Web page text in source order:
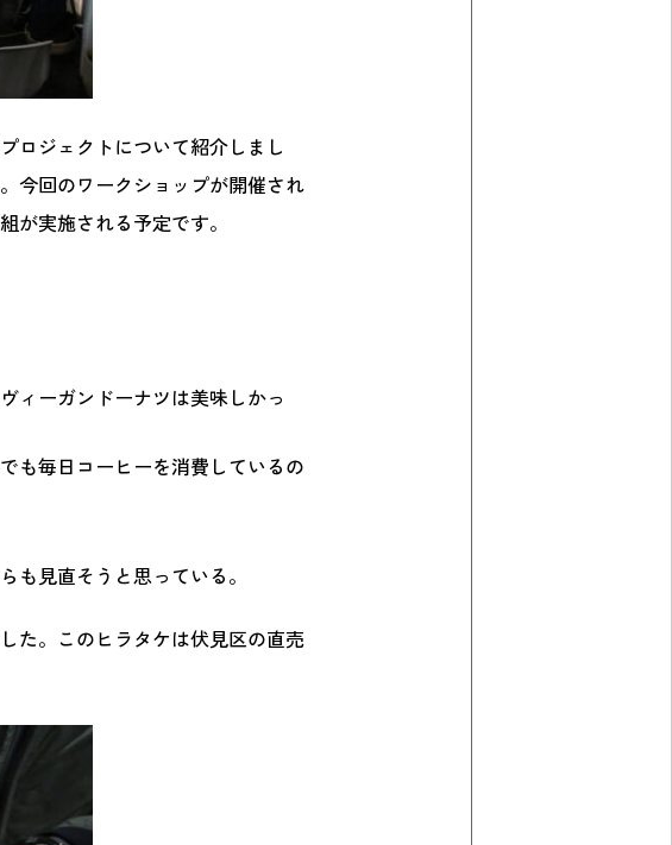
ロジェクトについて紹介しまし
今回のワークショップが開催され
が実施される予定です。
ィーガンドーナツは美味しかっ
も毎日コーヒーを消費しているの
も見直そうと思っている。
た。このヒラタケは伏見区の直売